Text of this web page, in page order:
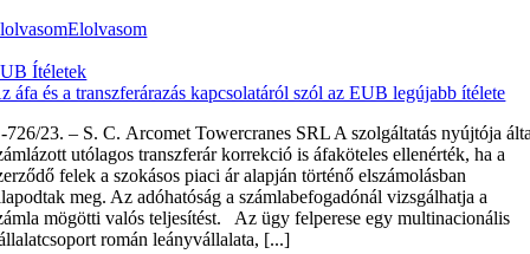
Elolvasom
Ítéletek
áfa és a transzferárazás kapcsolatáról szól az EUB legújabb ítélete
23. – S. C. Arcomet Towercranes SRL A szolgáltatás nyújtója
utólagos transzferár korrekció is áfaköteles ellenérték, ha a
felek a szokásos piaci ár alapján történő elszámolásban
meg. Az adóhatóság a számlabefogadónál vizsgálhatja a
mögötti valós teljesítést. Az ügy felperese egy multinacionális
román leányvállalata, [...]